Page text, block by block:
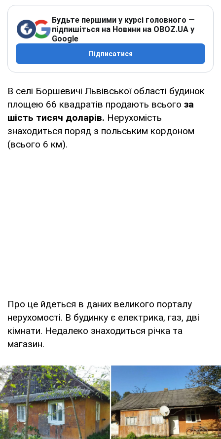
Будьте першими у курсі головного —
підпишіться на Новини на OBOZ.UA у
Google
Підписатися
В селі Боршевичі Львівської області будинок
площею 66 квадратів продають всього за
шість тисяч доларів. Нерухомість
знаходиться поряд з польським кордоном
(всього 6 км).
Про це йдеться в даних великого порталу
нерухомості. В будинку є електрика, газ, дві
кімнати. Недалеко знаходиться річка та
магазин.